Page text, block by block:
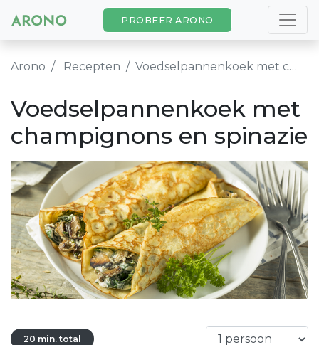
PROBEER ARONO
Arono Recepten Voedselpannenkoek met champignons en spinazie
Voedselpannenkoek met
champignons en spinazie
20 min. total